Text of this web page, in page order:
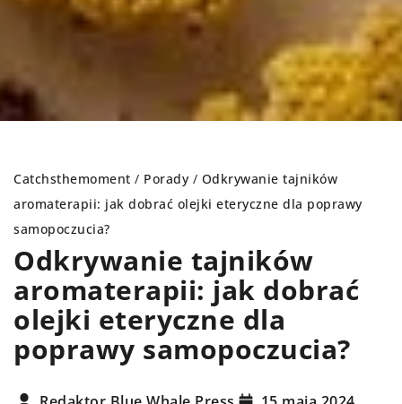
Catchsthemoment / Porady / Odkrywanie tajników
aromaterapii: jak dobrać olejki eteryczne dla poprawy
samopoczucia?
Odkrywanie tajników
aromaterapii: jak dobrać
olejki eteryczne dla
poprawy samopoczucia?